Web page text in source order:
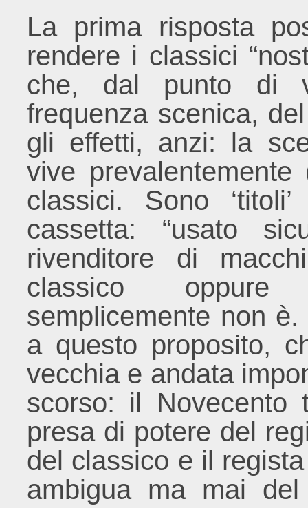
La prima risposta
rendere i classici
che, dal punto di
frequenza scenica,
gli effetti, anzi: la
vive
classici. Sono
cassetta: “usato
rivenditore di
classico oppure
semplicemente non
a questo proposito,
vecchia e andata
scorso: il Novecento
presa di potere del
del classico e il
ambigua ma mai